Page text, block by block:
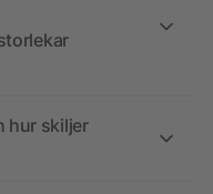
hur skiljer